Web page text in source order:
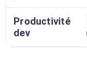
Productivité
dev